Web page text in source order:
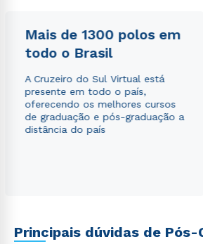
Mais de 1300 polos em
todo o Brasil
A Cruzeiro do Sul Virtual está
presente em todo o país,
oferecendo os melhores cursos
de graduação e pós-graduação a
distância do país
Principais dúvidas de Pós-
Estou de acordo com aPolítica de
autorizo que meus dados sejam